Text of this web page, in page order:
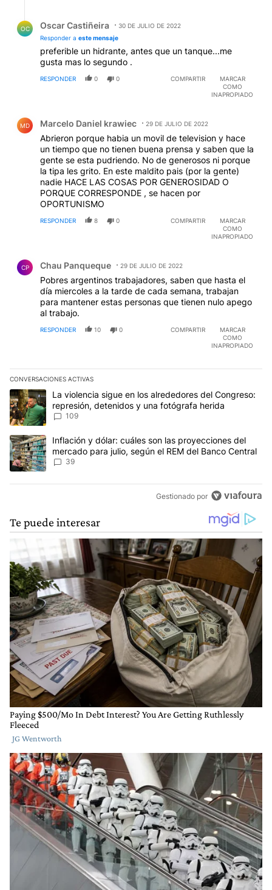
OC Oscar Castiñeira
30 DE JULIO DE 2022
Responder a este mensaje
preferible un hidrante, antes que un tanque...me
gusta mas lo segundo .
RESPONDER 0 0 COMPARTIR
MARCAR
COMO
INAPROPIADO
MD Marcelo Daniel krawiec 29 DE JULIO DE 2022
Abrieron porque habia un movil de television y hace
un tiempo que no tienen buena prensa y saben que la
gente se esta pudriendo. No de generosos ni porque
la tipa les grito. En este maldito pais (por la gente)
nadie HACE LAS COSAS POR GENEROSIDAD O
PORQUE CORRESPONDE , se hacen por
OPORTUNISMO
RESPONDER 8 0 COMPARTIR
MARCAR
COMO
INAPROPIADO
CP Chau Panqueque 29 DE JULIO DE 2022
Pobres argentinos trabajadores, saben que hasta el
día miercoles a la tarde de cada semana, trabajan
para mantener estas personas que tienen nulo apego
al trabajo.
RESPONDER 10 0 COMPARTIR
MARCAR
COMO
INAPROPIADO
CONVERSACIONES ACTIVAS
Este listado muestra los artículos con más comentarios en los
Un artículo de tendencia con el título "La violencia sigue en los
La violencia sigue en los alrededores del Congreso:
represión, detenidos y una fotógrafa herida
109
Un artículo de tendencia con el título "Inflación y dólar: cuáles
Inflación y dólar: cuáles son las proyecciones del
mercado para julio, según el REM del Banco Central
39
Gestionado por